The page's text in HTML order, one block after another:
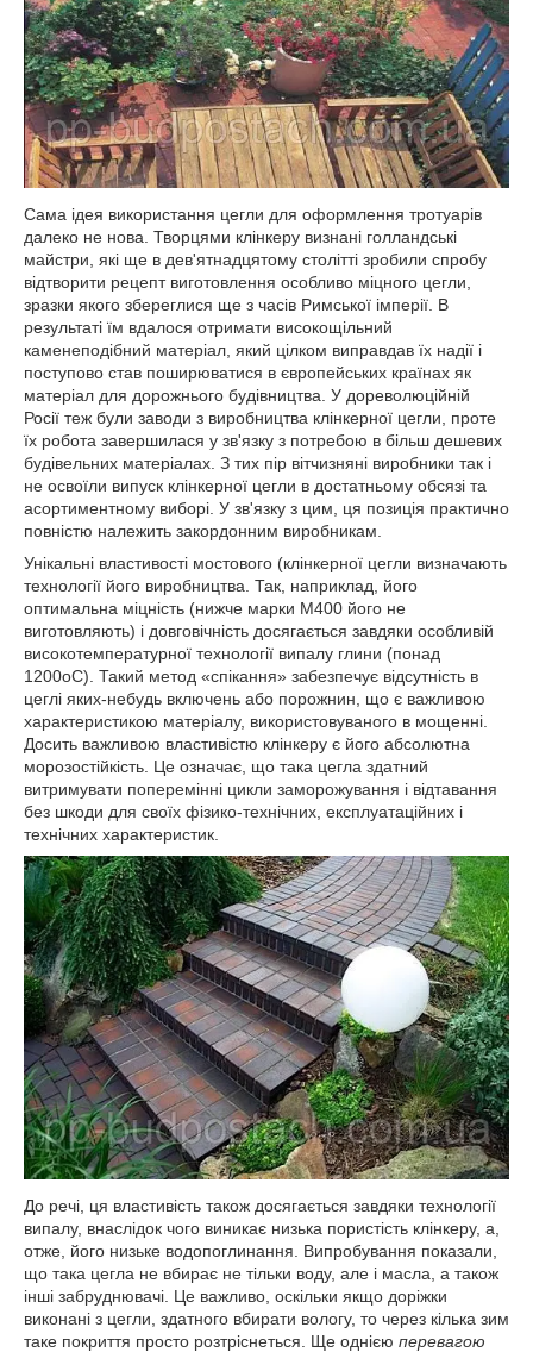
Сама ідея використання цегли для оформлення тротуарів
далеко не нова. Творцями клінкеру визнані голландські
майстри, які ще в дев'ятнадцятому столітті зробили спробу
відтворити рецепт виготовлення особливо міцного цегли,
зразки якого збереглися ще з часів Римської імперії. В
результаті їм вдалося отримати високощільний
каменеподібний матеріал, який цілком виправдав їх надії і
поступово став поширюватися в європейських країнах як
матеріал для дорожнього будівництва. У дореволюційній
Росії теж були заводи з виробництва клінкерної цегли, проте
їх робота завершилася у зв'язку з потребою в більш дешевих
будівельних матеріалах. З тих пір вітчизняні виробники так і
не освоїли випуск клінкерної цегли в достатньому обсязі та
асортиментному виборі. У зв'язку з цим, ця позиція практично
повністю належить закордонним виробникам.
Унікальні властивості мостового (клінкерної цегли визначають
технології його виробництва. Так, наприклад, його
оптимальна міцність (нижче марки М400 його не
виготовляють) і довговічність досягається завдяки особливій
високотемпературної технології випалу глини (понад
1200оС). Такий метод «спікання» забезпечує відсутність в
цеглі яких-небудь включень або порожнин, що є важливою
характеристикою матеріалу, використовуваного в мощенні.
Досить важливою властивістю клінкеру є його абсолютна
морозостійкість. Це означає, що така цегла здатний
витримувати поперемінні цикли заморожування і відтавання
без шкоди для своїх фізико-технічних, експлуатаційних і
технічних характеристик.
До речі, ця властивість також досягається завдяки технології
випалу, внаслідок чого виникає низька пористість клінкеру, а,
отже, його низьке водопоглинання. Випробування показали,
що така цегла не вбирає не тільки воду, але і масла, а також
інші забруднювачі. Це важливо, оскільки якщо доріжки
виконані з цегли, здатного вбирати вологу, то через кілька зим
таке покриття просто розтріснеться. Ще однією перевагою